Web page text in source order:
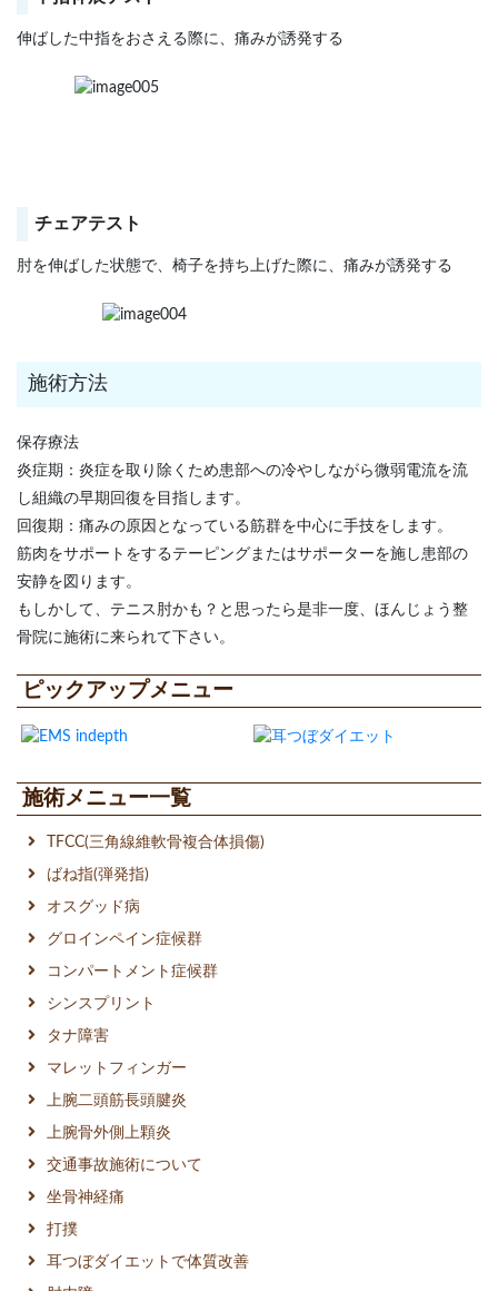
伸ばした中指をおさえる際に、痛みが誘発する
チェアテスト
肘を伸ばした状態で、椅子を持ち上げた際に、痛みが誘発する
施術方法
保存療法
炎症期：炎症を取り除くため患部への冷やしながら微弱電流を流
し組織の早期回復を目指します。
回復期：痛みの原因となっている筋群を中心に手技をします。
筋肉をサポートをするテーピングまたはサポーターを施し患部の
安静を図ります。
もしかして、テニス肘かも？と思ったら是非一度、ほんじょう整
骨院に施術に来られて下さい。
ピックアップメニュー
施術メニュー一覧
TFCC(三角線維軟骨複合体損傷)
ばね指(弾発指)
オスグッド病
グロインペイン症候群
コンパートメント症候群
シンスプリント
タナ障害
マレットフィンガー
上腕二頭筋長頭腱炎
上腕骨外側上顆炎
交通事故施術について
坐骨神経痛
打撲
耳つぼダイエットで体質改善